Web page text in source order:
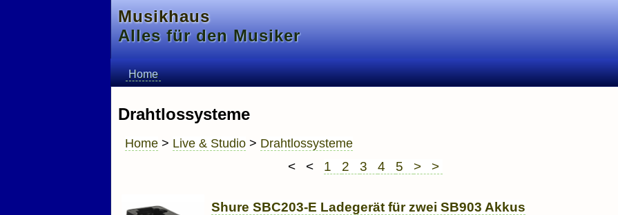
Musikhaus
Alles für den Musiker
Home
Drahtlossysteme
Home > Live & Studio > Drahtlossysteme
< < 1 2 3 4 5 > >
Shure SBC203-E Ladegerät für zwei SB903 Akkus